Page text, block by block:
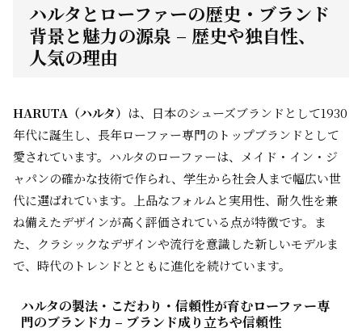
ハルタとローファーの歴史・ブランド
背景と魅力の源泉 – 歴史や独自性、
人気の理由
HARUTA（ハルタ） は、日本のシューズブランドとして1930
年代に誕生し、長年ローファー専門のトップブランドとして
愛されています。ハルタのローファーは、メイド・イン・ジ
ャパンの確かな技術で作られ、学生から社会人まで幅広い世
代に選ばれています。上品なフォルムと実用性、耐久性を兼
ね備えたデザインが高く評価されている点が特徴です。ま
た、クラシックなデザインや流行を意識した新しいモデルま
で、時代のトレンドとともに進化を続けています。
ハルタの製法・こだわり・信頼性が育むローファー専
門のブランド力 – ブランド成り立ちや信頼性